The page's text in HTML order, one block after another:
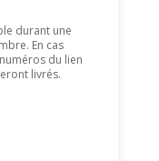
durant une
En cas
du lien
livrés.